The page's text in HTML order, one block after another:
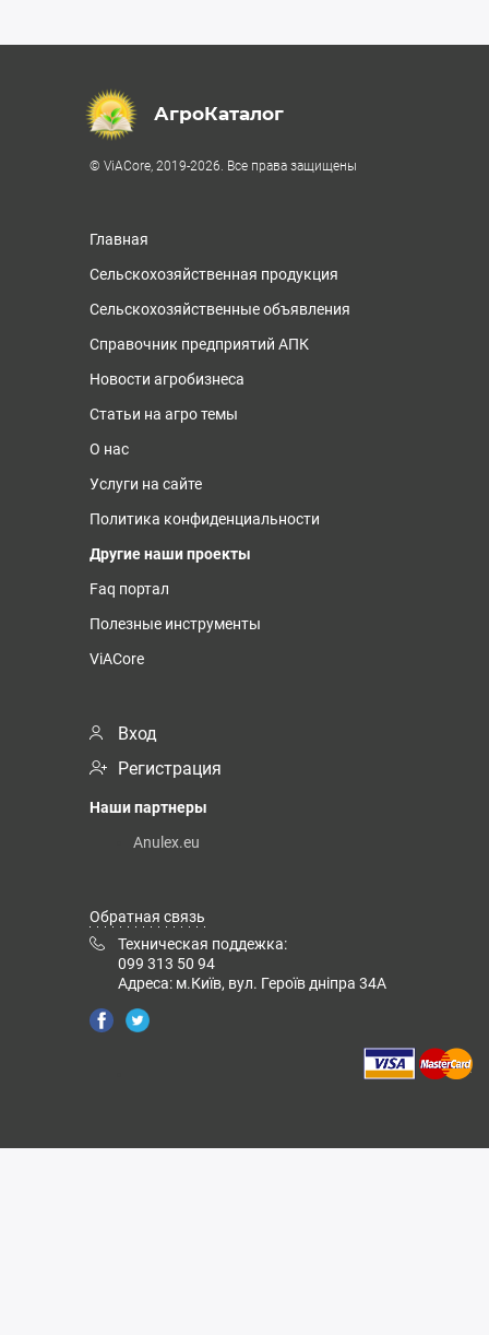
АгроКаталог
© ViACore, 2019-2026. Все права защищены
Главная
Сельскохозяйственная продукция
Сельскохозяйственные объявления
Справочник предприятий АПК
Новости агробизнеса
Статьи на агро темы
О нас
Услуги на сайте
Политика конфиденциальности
Другие наши проекты
Faq портал
Полезные инструменты
ViACore
Вход
Регистрация
Наши партнеры
Anulex.eu
Обратная связь
Техническая поддежка:
099 313 50 94
Адреса: м.Київ, вул. Героїв дніпра 34А